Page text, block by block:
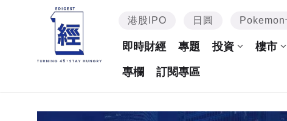
港股IPO 日圓 Pokemon
即時財經 專題 投資 樓市
專欄 訂閱專區